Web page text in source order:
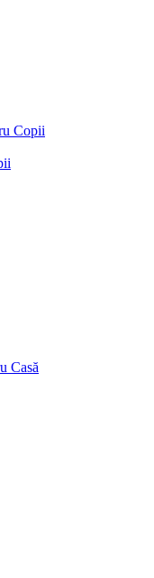
Copii
Casă